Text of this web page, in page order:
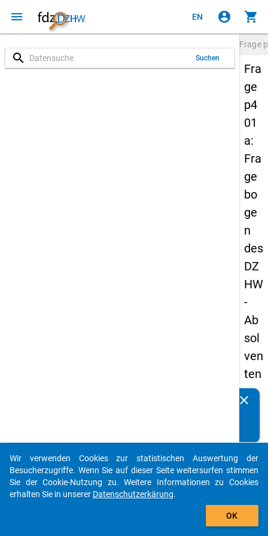
menu EN account_circle shopping_cart
search Suchen
Frage
Fra
ge
p4
01
a:
Fra
ge
bo
ge
n
des
DZ
HW
-
Ab
sol
ven
ten
pa
20
09
-
clear
auto_stories
add_shopping_cart
Wir verwenden Cookies zur statistischen Auswertung der
Besucherzugriffe. Wenn Sie auf dieser Seite weitersurfen stimmen
Sie der Cookie-Nutzung zu. Weitere Informationen zu Cookies
erhalten Sie in unserer Datenschutzerkärung.
OK